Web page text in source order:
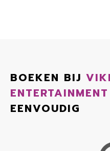
BOEKEN BIJ
ENTERTAINMENT
EENVOUDIG